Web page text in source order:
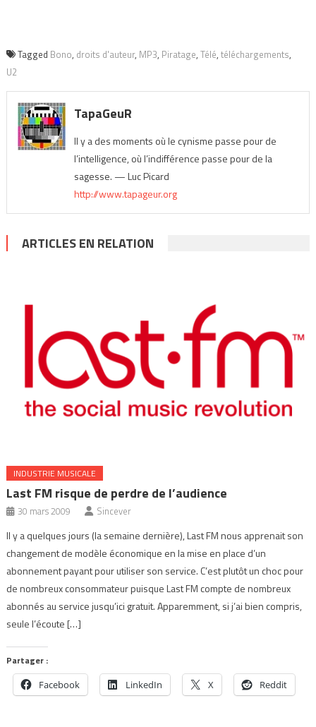
Tagged Bono, droits d'auteur, MP3, Piratage, Télé, téléchargements,
U2
TapaGeuR
Il y a des moments où le cynisme passe pour de
l’intelligence, où l’indifférence passe pour de la
sagesse. — Luc Picard
http://www.tapageur.org
ARTICLES EN RELATION
INDUSTRIE MUSICALE
Last FM risque de perdre de l’audience
30 mars 2009 Sincever
Il y a quelques jours (la semaine dernière), Last FM nous apprenait son
changement de modèle économique en la mise en place d’un
abonnement payant pour utiliser son service. C’est plutôt un choc pour
de nombreux consommateur puisque Last FM compte de nombreux
abonnés au service jusqu’ici gratuit. Apparemment, si j’ai bien compris,
seule l’écoute […]
Partager :
Facebook LinkedIn X Reddit